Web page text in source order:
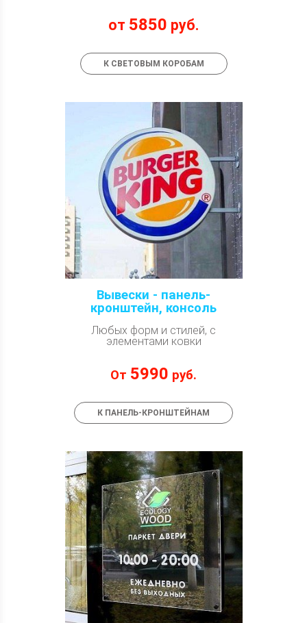
от 5850 руб.
К СВЕТОВЫМ КОРОБАМ
Вывески - панель-
кронштейн, консоль
Любых форм и стилей, с
элементами ковки
От 5990 руб.
К ПАНЕЛЬ-КРОНШТЕЙНАМ